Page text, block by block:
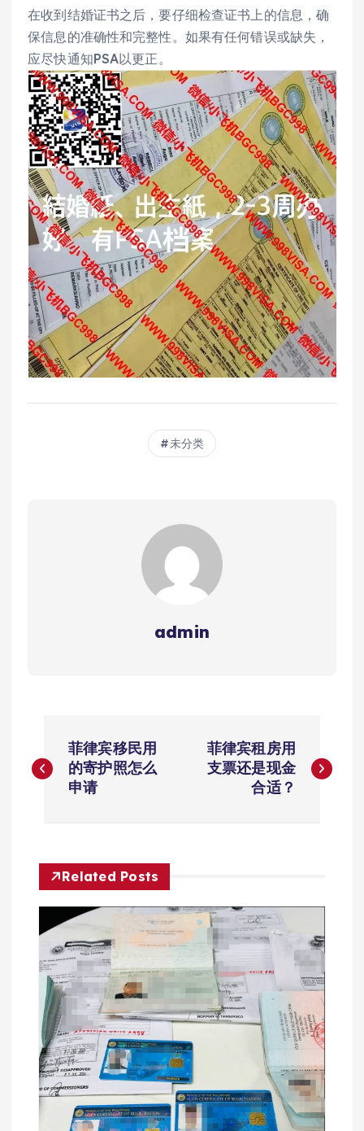
在收到结婚证书之后，要仔细检查证书上的信息，确
保信息的准确性和完整性。如果有任何错误或缺失，
应尽快通知PSA以更正。
未分类
admin
章
航
菲律宾移民用
的寄护照怎么
申请
菲律宾租房用
支票还是现金
合适？
Related Posts